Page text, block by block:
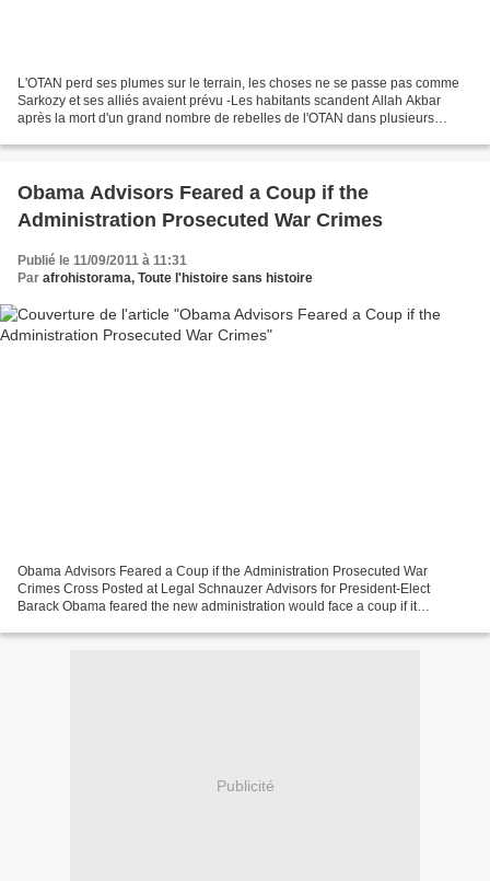
L'OTAN perd ses plumes sur le terrain, les choses ne se passe pas comme
Sarkozy et ses alliés avaient prévu -Les habitants scandent Allah Akbar
après la mort d'un grand nombre de rebelles de l'OTAN dans plusieurs
Obama Advisors Feared a Coup if the
Administration Prosecuted War Crimes
Publié le 11/09/2011 à 11:31
Par afrohistorama, Toute l'histoire sans histoire
Obama Advisors Feared a Coup if the Administration Prosecuted War
Crimes Cross Posted at Legal Schnauzer Advisors for President-Elect
Barack Obama feared the new administration would face a coup if it
Publicité